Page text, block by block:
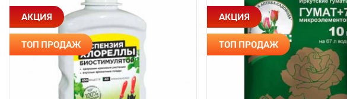
АКЦИЯ
ТОП ПРОДАЖ
АКЦИЯ
ТОП ПРОДАЖ